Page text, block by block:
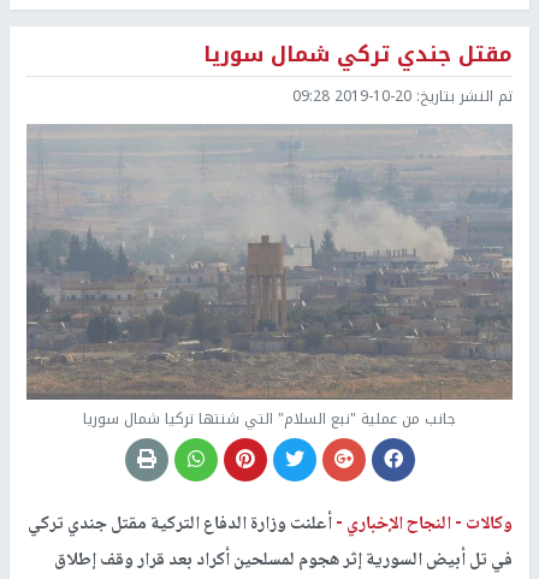
مقتل جندي تركي شمال سوريا
تم النشر بتاريخ: 2019-10-20 09:28
جانب من عملية "نبع السلام" التي شنتها تركيا شمال سوريا
وكالات -النجاح الإخباري -أعلنت ​وزارة الدفاع التركية​ مقتل جندي تركي
في ​تل أبيض​ السورية إثر هجوم لمسلحين أكراد بعد قرار وقف إطلاق